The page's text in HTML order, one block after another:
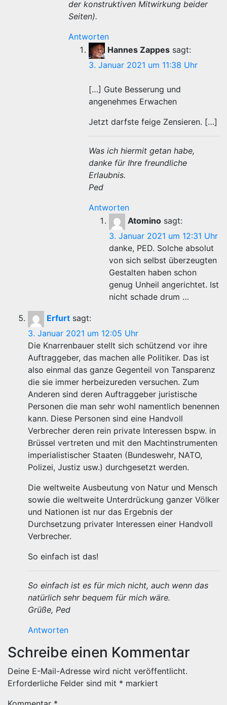
der konstruktiven Mitwirkung beider
Seiten).
Antworten
Hannes Zappes sagt:
3. Januar 2021 um 11:38 Uhr
[…] Gute Besserung und
angenehmes Erwachen
Jetzt darfste feige Zensieren. […]
Was ich hiermit getan habe,
danke für Ihre freundliche
Erlaubnis.
Ped
Antworten
Atomino sagt:
3. Januar 2021 um 12:31 Uhr
danke, PED. Solche absolut
von sich selbst überzeugten
Gestalten haben schon
genug Unheil angerichtet. Ist
nicht schade drum …
Erfurt sagt:
3. Januar 2021 um 12:05 Uhr
Die Knarrenbauer stellt sich schützend vor ihre
Auftraggeber, das machen alle Politiker. Das ist
also einmal das ganze Gegenteil von Tansparenz
die sie immer herbeizureden versuchen. Zum
Anderen sind deren Auftraggeber juristische
Personen die man sehr wohl namentlich benennen
kann. Diese Personen sind eine Handvoll
Verbrecher deren rein private Interessen bspw. in
Brüssel vertreten und mit den Machtinstrumenten
imperialistischer Staaten (Bundeswehr, NATO,
Polizei, Justiz usw.) durchgesetzt werden.
Die weltweite Ausbeutung von Natur und Mensch
sowie die weltweite Unterdrückung ganzer Völker
und Nationen ist nur das Ergebnis der
Durchsetzung privater Interessen einer Handvoll
Verbrecher.
So einfach ist das!
So einfach ist es für mich nicht, auch wenn das
natürlich sehr bequem für mich wäre.
Grüße, Ped
Antworten
Schreibe einen Kommentar
Deine E-Mail-Adresse wird nicht veröffentlicht.
Erforderliche Felder sind mit * markiert